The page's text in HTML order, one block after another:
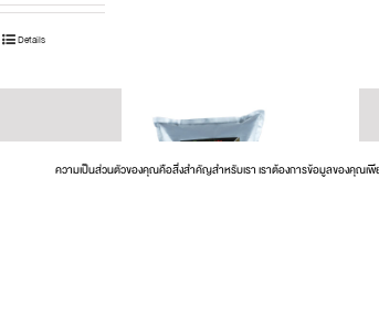
ความเป็นส่วนตัวของคุณคือสิ่งสำคัญสำหรับเรา เราต้องการข้อมูลของคุณเพี
Details